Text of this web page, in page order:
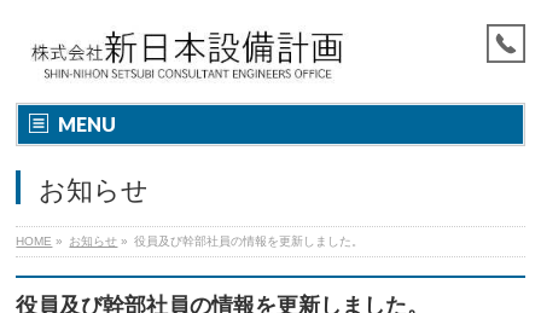
MENU
お知らせ
HOME » お知らせ » 役員及び幹部社員の情報を更新しました。
役員及び幹部社員の情報を更新しました。